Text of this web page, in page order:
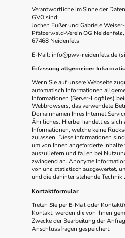
Verantwortliche im Sinne der
GVO sind:
Jochen Fußer und Gabriele
Pfälzerwald-Verein OG
67468 Neidenfels
E-Mail: info@pwv-neidenfels.de
Erfassung allgemeiner
Wenn Sie auf unsere Webseite
automatisch Informationen
Informationen (Server-Logfiles)
Webbrowsers, das verwendete
Domainnamen Ihres Internet
Ähnliches. Hierbei handelt es sich
Informationen, welche keine
zulassen. Diese Informationen
um von Ihnen angeforderte
auszuliefern und fallen bei
zwingend an. Anonyme
von uns statistisch ausgewertet,
und die dahinter stehende Technik
Kontaktformular
Treten Sie per E-Mail oder
Kontakt, werden die von Ihnen
Zwecke der Bearbeitung der
Anschlussfragen gespeichert.